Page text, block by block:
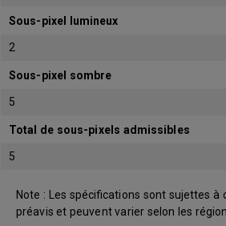
Sous-pixel lumineux
2
Sous-pixel sombre
5
Total de sous-pixels admissibles
5
Note : Les spécifications sont sujettes à
préavis et peuvent varier selon les